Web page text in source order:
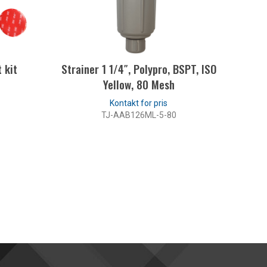
kit
Strainer 1 1/4″, Polypro, BSPT, ISO
Yellow, 80 Mesh
TJ-AAB126ML-5-80